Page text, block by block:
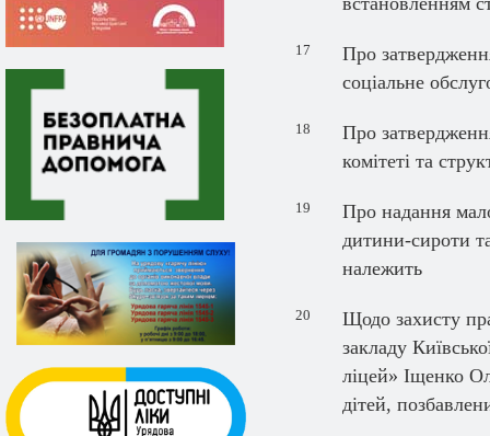
17
Про
соціальне
18
Про
комітеті та
19
Про надання
дитини-сироти
належить
20
Щодо захисту
закладу
ліцей» Іщенко
дітей,